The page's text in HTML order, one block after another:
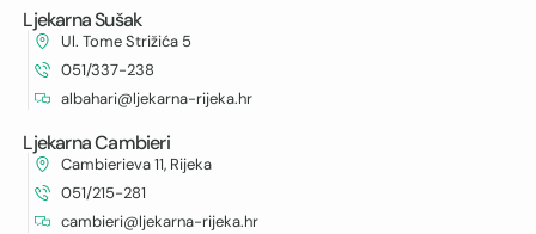
Ljekarna Sušak
Ul. Tome Strižića 5
051/337-238
albahari@ljekarna-rijeka.hr
Ljekarna Cambieri
Cambierieva 11, Rijeka
051/215-281
cambieri@ljekarna-rijeka.hr